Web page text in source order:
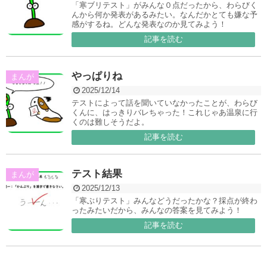
「寒ブリテスト」がみんな０点だったから、わらびく
んから何か発表があるみたい。なんだかとても嫌な予
感がするね。どんな発表なのか見てみよう！
記事を読む
やっぱりね
2025/12/14
まんが
テストによって話を聞いていなかったことが、わらび
くんに、はっきりバレちゃった！これじゃあ温泉に行
くのは難しそうだよ。
記事を読む
テスト結果
2025/12/13
まんが
「寒ぶりテスト」みんなどうだったかな？採点が終わ
ったみたいだから、みんなの答案を見てみよう！
記事を読む